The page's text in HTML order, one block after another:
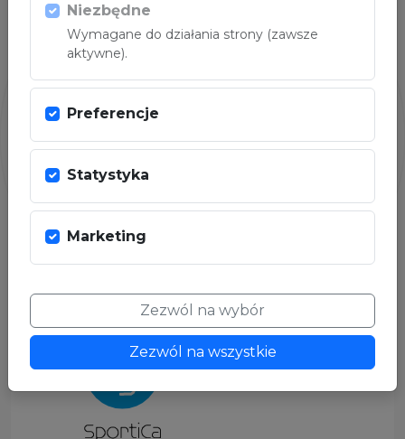
PARTNERNiezbędne
Wymagane do działania strony (zawsze
aktywne).
Preferencje
Statystyka
Marketing
Zezwól na wybór
Zezwól na wszystkie